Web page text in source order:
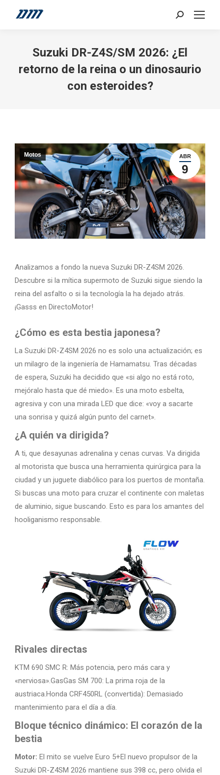
Search:
Suzuki DR-Z4S/SM 2026: ¿El
retorno de la reina o un dinosaurio
con esteroides?
ABR
9
Motos
Analizamos a fondo la nueva Suzuki DR-Z4SM 2026.
Descubre si la mítica supermoto de Suzuki sigue siendo la
reina del asfalto o si la tecnología la ha dejado atrás.
¡Gasss en DirectoMotor!
¿Cómo es esta bestia japonesa?
La Suzuki DR-Z4SM 2026 no es solo una actualización; es
un milagro de la ingeniería de Hamamatsu. Tras décadas
de espera, Suzuki ha decidido que «si algo no está roto,
mejóralo hasta que dé miedo». Es una moto esbelta,
agresiva y con una mirada LED que dice: «voy a sacarte
una sonrisa y quizá algún punto del carnet».
¿A quién va dirigida?
A ti, que desayunas adrenalina y cenas curvas. Va dirigida
al motorista que busca una herramienta quirúrgica para la
ciudad y un juguete diabólico para los puertos de montaña.
Si buscas una moto para cruzar el continente con maletas
de aluminio, sigue buscando. Esto es para los amantes del
hooliganismo responsable.
Rivales directas
KTM 690 SMC R: Más potencia, pero más cara y
«nerviosa».GasGas SM 700: La prima roja de la
austriaca.Honda CRF450RL (convertida): Demasiado
mantenimiento para el día a día.
Bloque técnico dinámico: El corazón de la
bestia
Motor: El mito se vuelve Euro 5+El nuevo propulsor de la
Suzuki DR-Z4SM 2026 mantiene sus 398 cc, pero olvida el